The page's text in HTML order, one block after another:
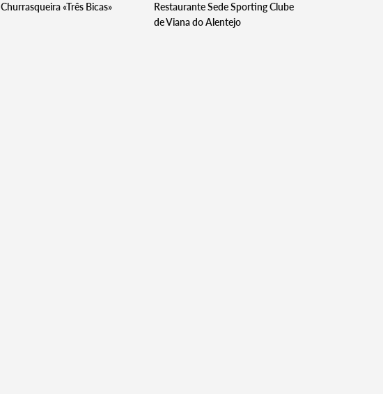
Churrasqueira «Três Bicas»
Restaurante Sede Sporting Clube
de Viana do Alentejo